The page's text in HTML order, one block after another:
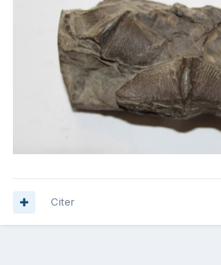
Citer